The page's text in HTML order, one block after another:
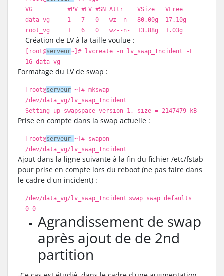
VG #PV #LV #SN Attr VSize VFree
data_vg 1 7 0 wz--n- 80.00g 17.10g
root_vg 1 6 0 wz--n- 13.88g 1.03g
Création de LV à la taille voulue :
[root@serveur~] # lvcreate -n lv_swap_Incident -L
1G data_vg
Formatage du LV de swap :
[root@serveur ~] # mkswap
/dev/data_vg/lv_swap_Incident
Setting up swapspace version 1, size = 2147479 kB
Prise en compte dans la swap actuelle :
[root@serveur ~] # swapon
/dev/data_vg/lv_swap_Incident
Ajout dans la ligne suivante à la fin du fichier /etc/fstab
pour prise en compte lors du reboot (ne pas faire dans
le cadre d'un incident) :
/dev/data_vg/lv_swap_Incident swap swap defaults
0 0
Agrandissement de swap
après ajout de de 2nd
partition